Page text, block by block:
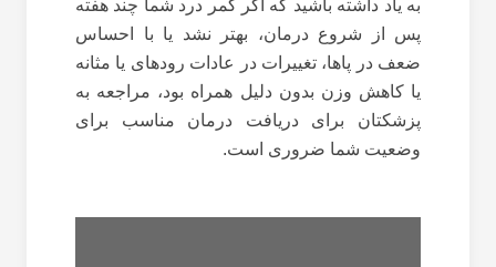
به یاد داشته باشید که اگر کمر درد شما چند هفته
پس از شروع درمان، بهتر نشد یا با احساس
ضعف در پاها، تغییرات در عادات رودهای یا مثانه
یا کاهش وزن بدون دلیل همراه بود، مراجعه به
پزشکتان برای دریافت درمان مناسب برای
وضعیت شما ضروری است.